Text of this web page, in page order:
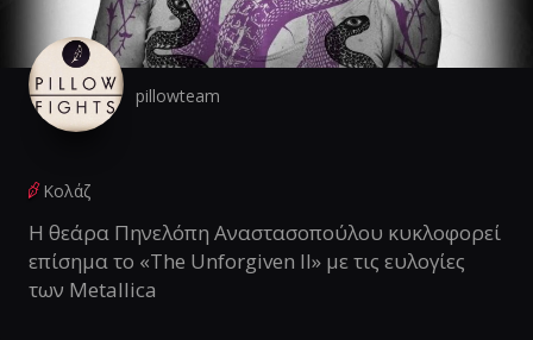
pillowteam
Κολάζ
Η θεάρα Πηνελόπη Αναστασοπούλου κυκλοφορεί
επίσημα το «The Unforgiven II» με τις ευλογίες
των Metallica